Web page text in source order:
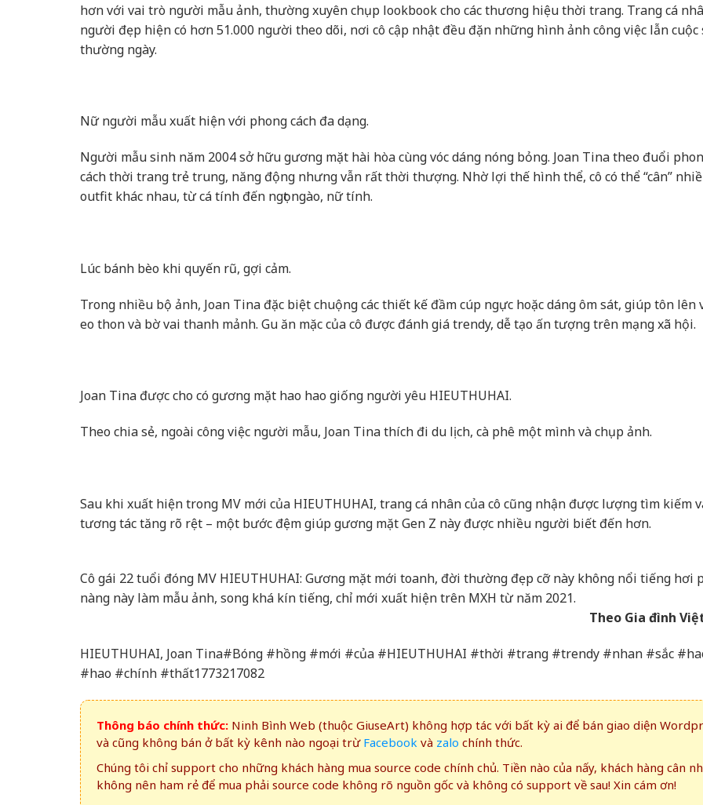
hơn với vai trò người mẫu ảnh, thường xuyên chụp lookbook cho các thương hiệu thời trang. Trang cá
người đẹp hiện có hơn 51.000 người theo dõi, nơi cô cập nhật đều đặn những hình ảnh công việc lẫn cuộc
thường ngày.
Nữ người mẫu xuất hiện với phong cách đa dạng.
Người mẫu sinh năm 2004 sở hữu gương mặt hài hòa cùng vóc dáng nóng bỏng. Joan Tina theo đuổi
cách thời trang trẻ trung, năng động nhưng vẫn rất thời thượng. Nhờ lợi thế hình thể, cô có thể “cân”
outfit khác nhau, từ cá tính đến ngọt ngào, nữ tính.
Lúc bánh bèo khi quyến rũ, gợi cảm.
Trong nhiều bộ ảnh, Joan Tina đặc biệt chuộng các thiết kế đầm cúp ngực hoặc dáng ôm sát, giúp tôn lên
eo thon và bờ vai thanh mảnh. Gu ăn mặc của cô được đánh giá trendy, dễ tạo ấn tượng trên mạng xã hội.
Joan Tina được cho có gương mặt hao hao giống người yêu HIEUTHUHAI.
Theo chia sẻ, ngoài công việc người mẫu, Joan Tina thích đi du lịch, cà phê một mình và chụp ảnh.
Sau khi xuất hiện trong MV mới của HIEUTHUHAI, trang cá nhân của cô cũng nhận được lượng tìm kiếm
tương tác tăng rõ rệt – một bước đệm giúp gương mặt Gen Z này được nhiều người biết đến hơn.
Cô gái 22 tuổi đóng MV HIEUTHUHAI: Gương mặt mới toanh, đời thường đẹp cỡ này không nổi tiếng hơi
nàng này làm mẫu ảnh, song khá kín tiếng, chỉ mới xuất hiện trên MXH từ năm 2021.
Theo Gia đình
HIEUTHUHAI, Joan Tina#Bóng #hồng #mới #của #HIEUTHUHAI #thời #trang #trendy #nhan #sắc
#hao #chính #thất1773217082
Thông báo chính thức: Ninh Bình Web (thuộc GiuseArt) không hợp tác với bất kỳ ai để bán giao diện
và cũng không bán ở bất kỳ kênh nào ngoại trừ Facebook và zalo chính thức.
Chúng tôi chỉ support cho những khách hàng mua source code chính chủ. Tiền nào của nấy, khách hàng cân
không nên ham rẻ để mua phải source code không rõ nguồn gốc và không có support về sau! Xin cám ơn!